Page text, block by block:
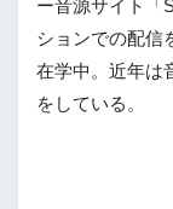
ー音源サイト「
ションでの配信
在学中。近年は
をしている。